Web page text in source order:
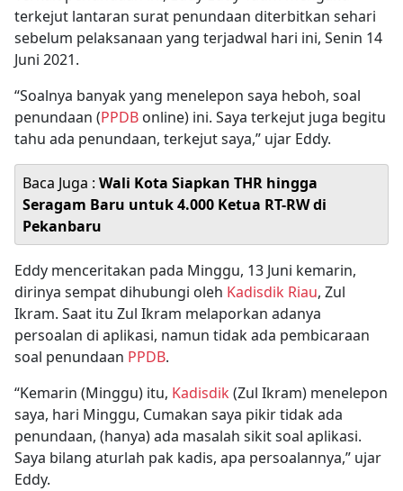
terkejut lantaran surat penundaan diterbitkan sehari
sebelum pelaksanaan yang terjadwal hari ini, Senin 14
Juni 2021.
“Soalnya banyak yang menelepon saya heboh, soal
penundaan (PPDB online) ini. Saya terkejut juga begitu
tahu ada penundaan, terkejut saya,” ujar Eddy.
Baca Juga : Wali Kota Siapkan THR hingga
Seragam Baru untuk 4.000 Ketua RT-RW di
Pekanbaru
Eddy menceritakan pada Minggu, 13 Juni kemarin,
dirinya sempat dihubungi oleh Kadisdik Riau, Zul
Ikram. Saat itu Zul Ikram melaporkan adanya
persoalan di aplikasi, namun tidak ada pembicaraan
soal penundaan PPDB.
“Kemarin (Minggu) itu, Kadisdik (Zul Ikram) menelepon
saya, hari Minggu, Cumakan saya pikir tidak ada
penundaan, (hanya) ada masalah sikit soal aplikasi.
Saya bilang aturlah pak kadis, apa persoalannya,” ujar
Eddy.